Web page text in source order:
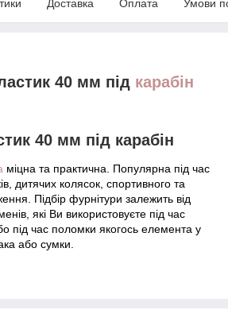
Доставка Оплата Умови
40 мм під карабін
40 мм під карабін
міцна та практична. Популярна під час
дитячих колясок, спортивного та
Підбір фурнітури залежить від
які Ви використовуєте під час
під час поломки якогось елемента у
або сумки.